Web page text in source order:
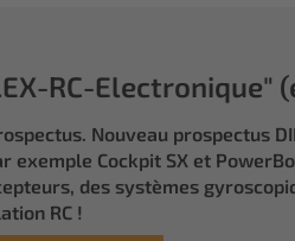
RC-Electronique"
Nouveau prospectus
exemple Cockpit SX et
des systèmes
RC !